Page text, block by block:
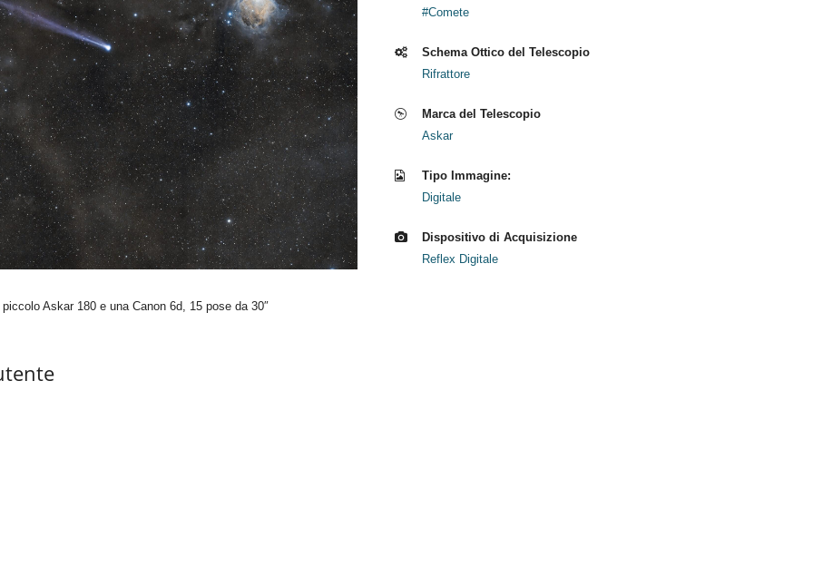
Askar 180 e una Canon 6d, 15 pose da 30″
#Comete
Schema Ottico del Telescopio
Rifrattore
Marca del Telescopio
Askar
Tipo Immagine:
Digitale
Dispositivo di Acquisizione
Reflex Digitale